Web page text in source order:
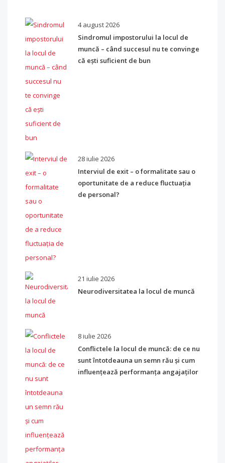
4 august 2026
Sindromul impostorului la locul de
muncă – când succesul nu te convinge
că ești suficient de bun
28 iulie 2026
Interviul de exit – o formalitate sau o
oportunitate de a reduce fluctuația
de personal?
21 iulie 2026
Neurodiversitatea la locul de muncă
8 iulie 2026
Conflictele la locul de muncă: de ce nu
sunt întotdeauna un semn rău și cum
influențează performanța angajaților